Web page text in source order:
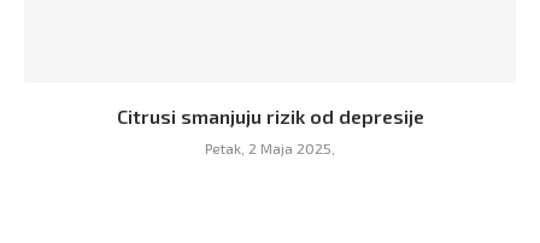
Citrusi smanjuju rizik od depresije
Petak, 2 Maja 2025,